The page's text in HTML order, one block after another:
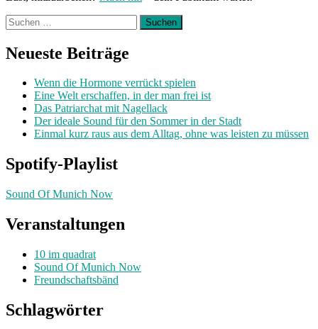
Suchen
nach:
Neueste Beiträge
Wenn die Hormone verrückt spielen
Eine Welt erschaffen, in der man frei ist
Das Patriarchat mit Nagellack
Der ideale Sound für den Sommer in der Stadt
Einmal kurz raus aus dem Alltag, ohne was leisten zu müssen
Spotify-Playlist
Sound Of Munich Now
Veranstaltungen
10 im quadrat
Sound Of Munich Now
Freundschaftsbänd
Schlagwörter